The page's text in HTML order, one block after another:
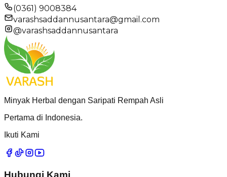
(0361) 9008384
varashsaddannusantara@gmail.com
@varashsaddannusantara
Minyak Herbal dengan Saripati Rempah Asli
Pertama di Indonesia.
Ikuti Kami
Hubungi Kami